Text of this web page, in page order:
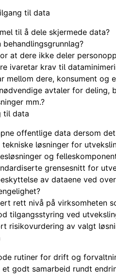
til data
til å dele skjermede data?
behandlingsgrunnlag?
at dere ikke deler
ivaretar krav til
mellom dere, konsument og
avtaler for deling,
mm.?
til data
offentlige data dersom
løsninger for
og
grensesnitt for
av dataene ved
rett nivå på virksomheten
tilgangsstyring ved
risikovurdering av valgt
rutiner for drift og
godt samarbeid rundt